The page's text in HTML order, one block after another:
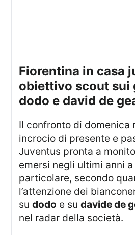
fiorentina in casa juventus:
obiettivo scout sui
dodo e david de
Il confronto di domenica rappresenta un
incrocio di presente e
Juventus pronta a
emersi negli ultimi anni a
particolare, secondo
l’attenzione dei
sudodo e sudavide de
nel radar della società.